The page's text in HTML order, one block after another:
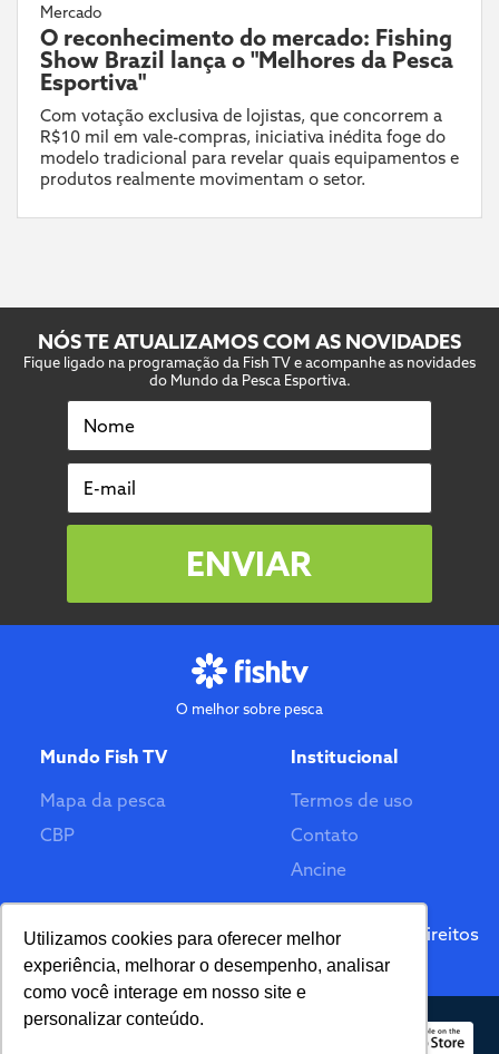
Utilizamos cookies para oferecer melhor
experiência, melhorar o desempenho, analisar
como você interage em nosso site e
personalizar conteúdo.
Mercado
O reconhecimento do mercado: Fishing
Show Brazil lança o "Melhores da Pesca
Esportiva"
Com votação exclusiva de lojistas, que concorrem a
R$10 mil em vale-compras, iniciativa inédita foge do
modelo tradicional para revelar quais equipamentos e
produtos realmente movimentam o setor.
NÓS TE ATUALIZAMOS COM AS NOVIDADES
Fique ligado na programação da Fish TV e acompanhe as novidades
do Mundo da Pesca Esportiva.
Nome
E-mail
ENVIAR
O melhor sobre pesca
Mundo Fish TV
Mapa da pesca
CBP
Institucional
Termos de uso
Contato
Ancine
Feito por
© 2026 Fish TV - Todos Direitos
Reservados. Versão 2.0